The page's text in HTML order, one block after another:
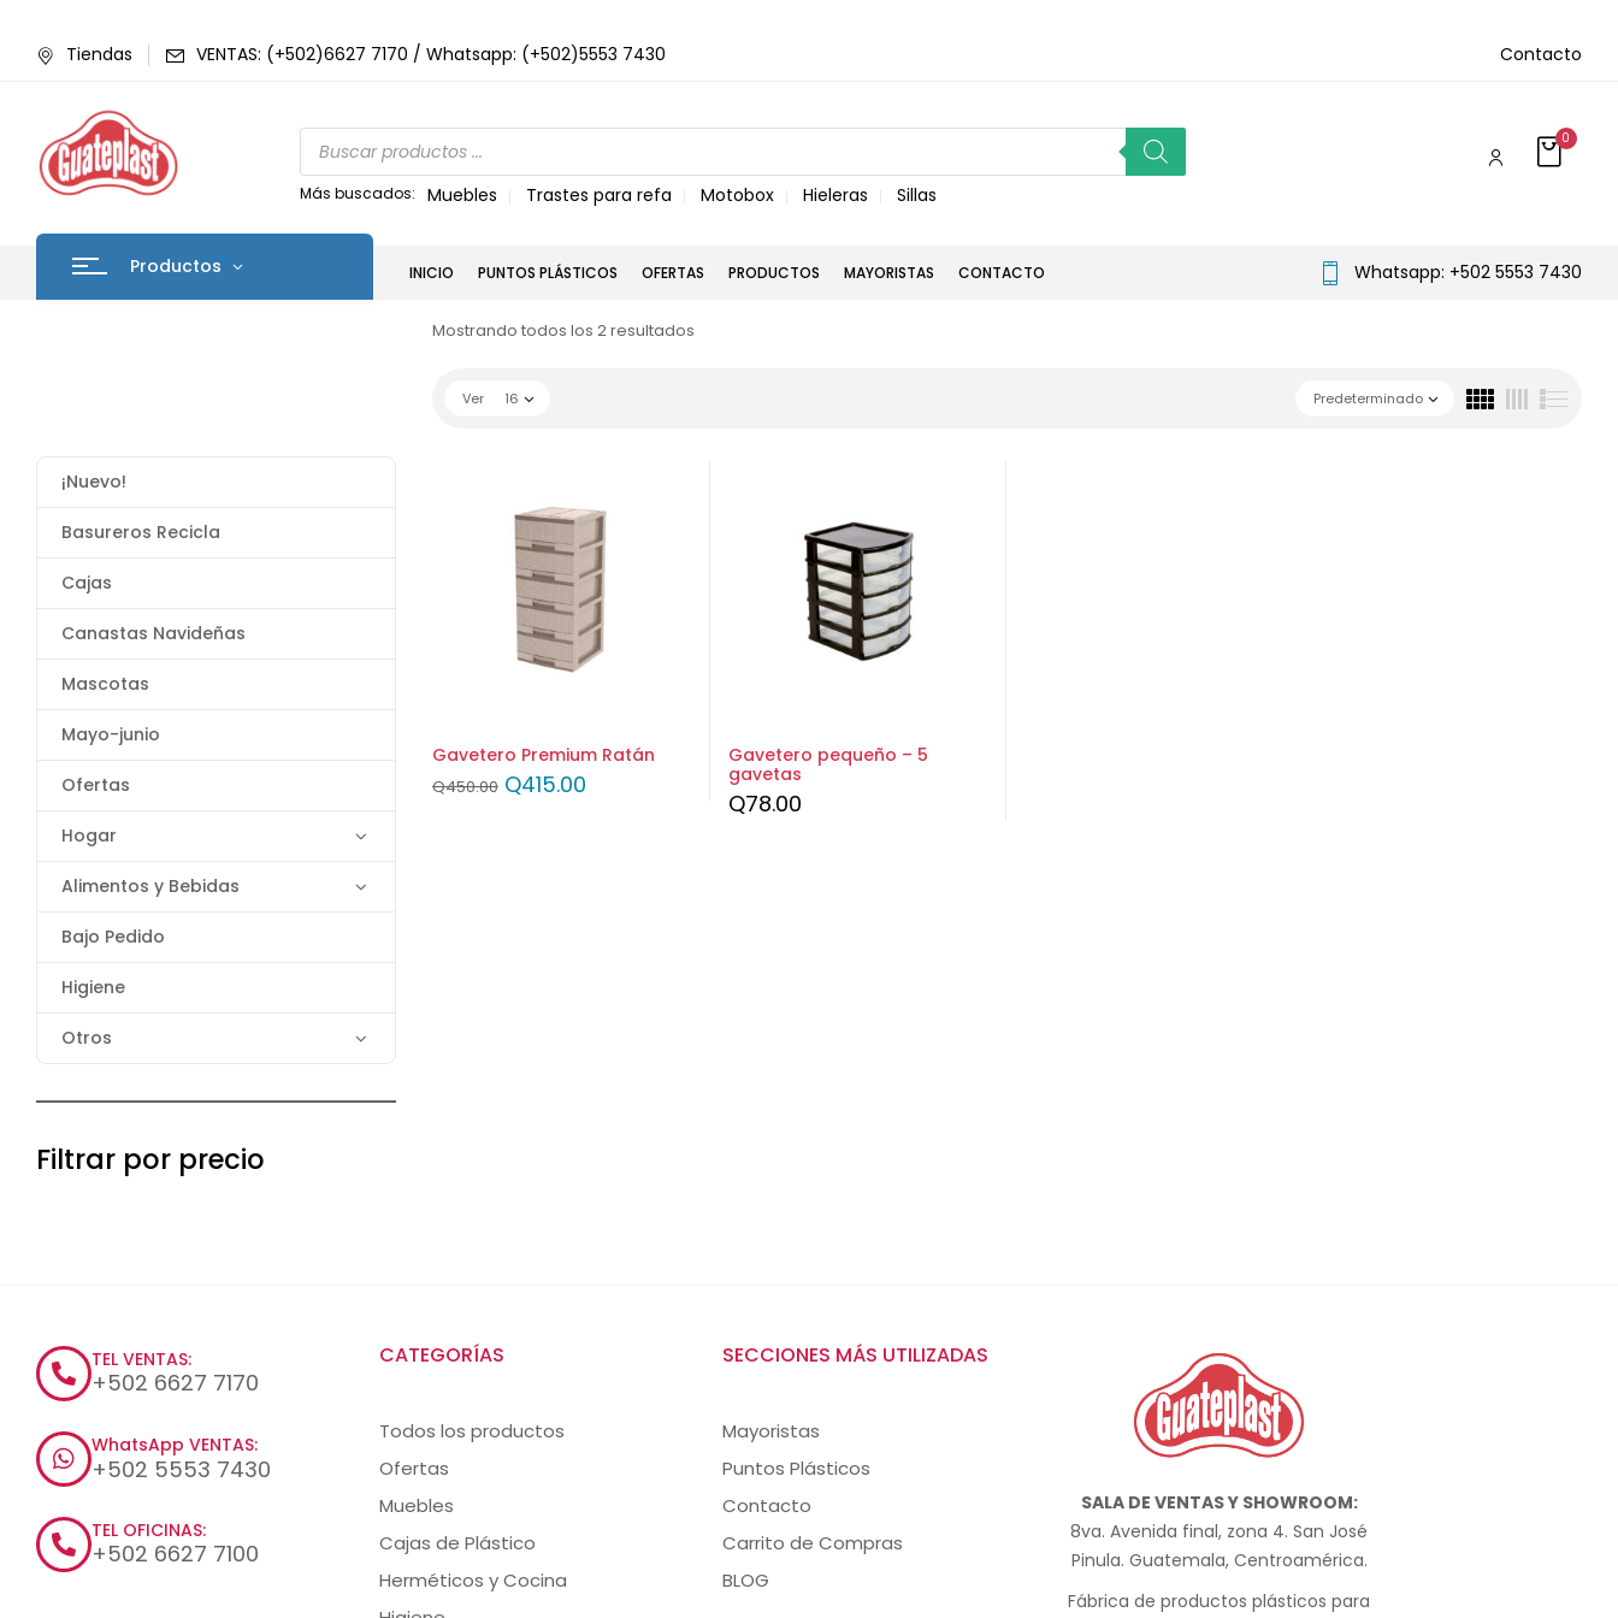
Tiendas VENTAS: (+502)6627 7170 / Whatsapp: (+502)5553 7430 Contacto
Más buscados: Muebles Trastes para refa Motobox Hieleras Sillas
0
Productos INICIO PUNTOS PLÁSTICOS OFERTAS PRODUCTOS MAYORISTAS CONTACTO Whatsapp: +502 5553 7430
¡Nuevo!
Basureros Recicla
Cajas
Canastas Navideñas
Mascotas
Mayo-junio
Ofertas
Hogar
Alimentos y Bebidas
Bajo Pedido
Higiene
Otros
Filtrar por precio
Mostrando todos los 2 resultados
Predeterminado
Ver 16
Gavetero Premium Ratán
Q450.00 Q415.00
Gavetero pequeño – 5
gavetas
Q78.00
TEL VENTAS:
+502 6627 7170
WhatsApp VENTAS:
+502 5553 7430
TEL OFICINAS:
+502 6627 7100
CATEGORÍAS
Todos los productos
Ofertas
Muebles
Cajas de Plástico
Herméticos y Cocina
SECCIONES MÁS UTILIZADAS
Mayoristas
Puntos Plásticos
Contacto
Carrito de Compras
BLOG
SALA DE VENTAS Y SHOWROOM:
8va. Avenida final, zona 4. San José
Pinula. Guatemala, Centroamérica.
Fábrica de productos plásticos para